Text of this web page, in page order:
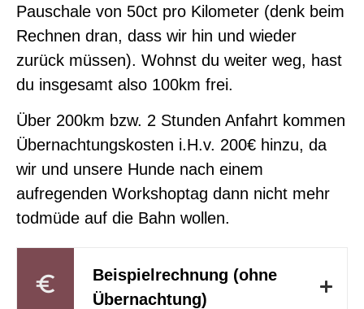
Pauschale von 50ct pro Kilometer (denk beim
Rechnen dran, dass wir hin und wieder
zurück müssen). Wohnst du weiter weg, hast
du insgesamt also 100km frei.
Über 200km bzw. 2 Stunden Anfahrt kommen
Übernachtungskosten i.H.v. 200€ hinzu, da
wir und unsere Hunde nach einem
aufregenden Workshoptag dann nicht mehr
todmüde auf die Bahn wollen.
Beispielrechnung (ohne
Übernachtung)